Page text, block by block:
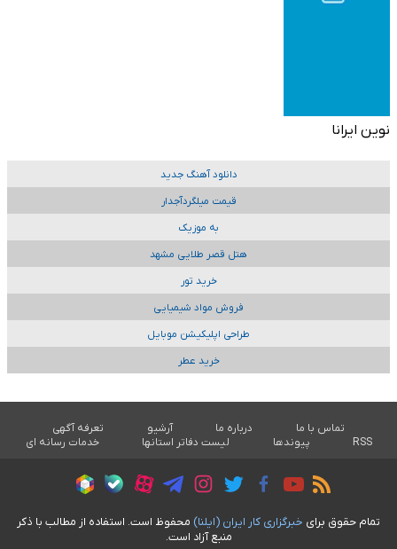
نوین ایرانا
دانلود آهنگ جدید
قیمت میلگردآجدار
به موزیک
هتل قصر طلایی مشهد
خرید تور
فروش مواد شیمیایی
طراحی اپلیکیشن موبایل
خرید عطر
تماس با ما درباره ما آرشیو
تعرفه آگهی
RSS
پیوندها لیست دفاتر استانها خدمات رسانه ای
تمام حقوق برای خبرگزاری کار ايران (ايلنا) محفوظ است. استفاده از مطالب با ذکر
منبع آزاد است.